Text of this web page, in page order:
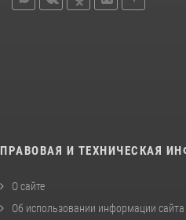
ПРАВОВАЯ И ТЕХНИЧЕСКАЯ
О сайте
Об использовании информации сайта